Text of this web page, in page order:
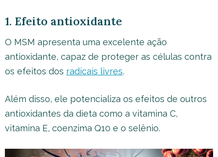
1. Efeito antioxidante
O MSM apresenta uma excelente ação
antioxidante, capaz de proteger as células contra
os efeitos dos radicais livres.
Além disso, ele potencializa os efeitos de outros
antioxidantes da dieta como a vitamina C,
vitamina E, coenzima Q10 e o selênio.